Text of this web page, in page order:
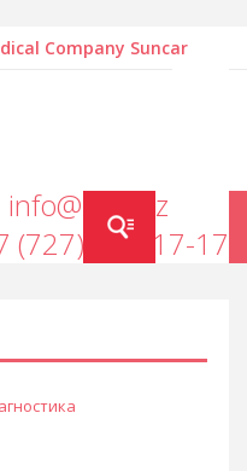
Company Suncar
info@mcs.kz
(727) 277-17-17